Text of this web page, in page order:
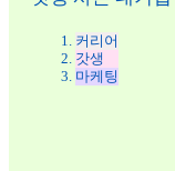
커리어
갓생
마케팅